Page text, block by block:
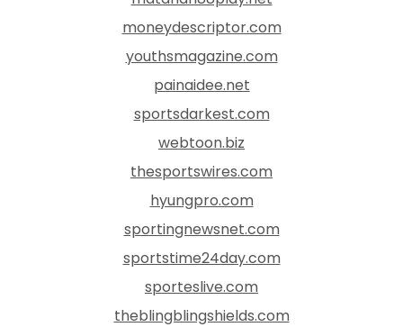
moneydescriptor.com
youthsmagazine.com
painaidee.net
sportsdarkest.com
webtoon.biz
thesportswires.com
hyungpro.com
sportingnewsnet.com
sportstime24day.com
sporteslive.com
theblingblingshields.com